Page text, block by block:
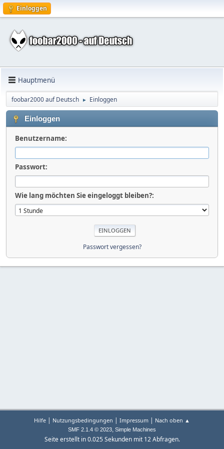
Einloggen
Hauptmenü
foobar2000 auf Deutsch ► Einloggen
Einloggen
Benutzername:
Passwort:
Wie lang möchten Sie eingeloggt bleiben?:
Passwort vergessen?
Hilfe | Nutzungsbedingungen | Impressum | Nach oben ▲
SMF 2.1.4 © 2023, Simple Machines
Seite erstellt in 0.025 Sekunden mit 12 Abfragen.